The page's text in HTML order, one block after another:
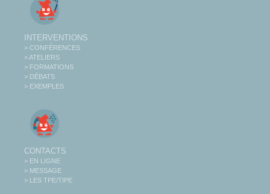
INTERVENTIONS
> CONFÉRENCES
> ATELIERS
> FORMATIONS
> DÉBATS
> EXEMPLES
CONTACTS
> EN LIGNE
> MESSAGE
> LES TPE/TIPE